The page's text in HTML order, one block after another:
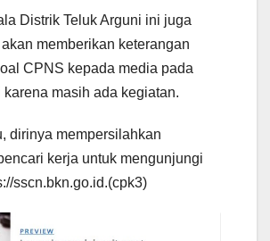
Distrik Teluk Arguni ini juga
memberikan keterangan
CPNS kepada media pada
masih ada kegiatan.
dirinya mempersilahkan
kerja untuk mengunjungi
sscn.bkn.go.id.(cpk3)